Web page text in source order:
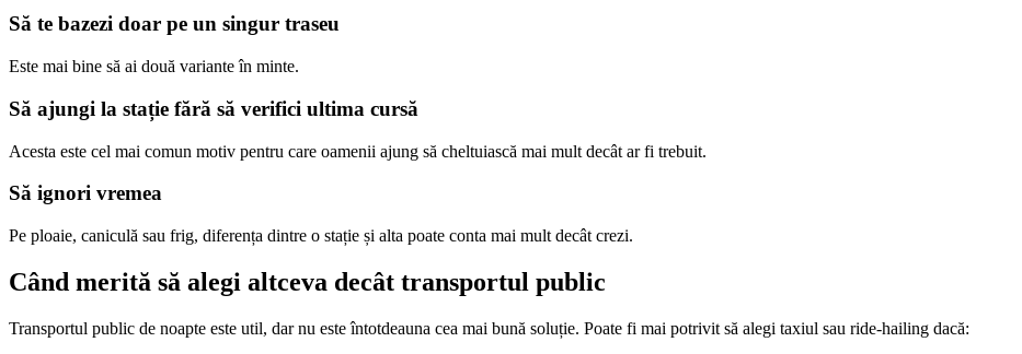
Să te bazezi doar pe un singur traseu
Este mai bine să ai două variante în minte.
Să ajungi la stație fără să verifici ultima cursă
Acesta este cel mai comun motiv pentru care oamenii ajung să cheltuiască mai mult decât ar fi trebuit.
Să ignori vremea
Pe ploaie, caniculă sau frig, diferența dintre o stație și alta poate conta mai mult decât crezi.
Când merită să alegi altceva decât transportul public
Transportul public de noapte este util, dar nu este întotdeauna cea mai bună soluție. Poate fi mai potrivit să alegi taxiul sau ride-hailing dacă: